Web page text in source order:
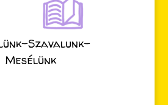
Szavalunk-
Mesélünk